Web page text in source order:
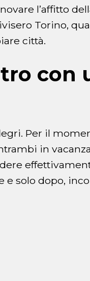
l’affitto
Torino,
città.
con
Per il
in
solo dopo,